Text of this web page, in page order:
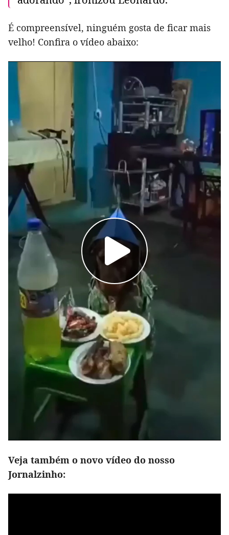
É compreensível, ninguém gosta de ficar mais
velho! Confira o vídeo abaixo:
Veja também o novo vídeo do nosso
Jornalzinho: